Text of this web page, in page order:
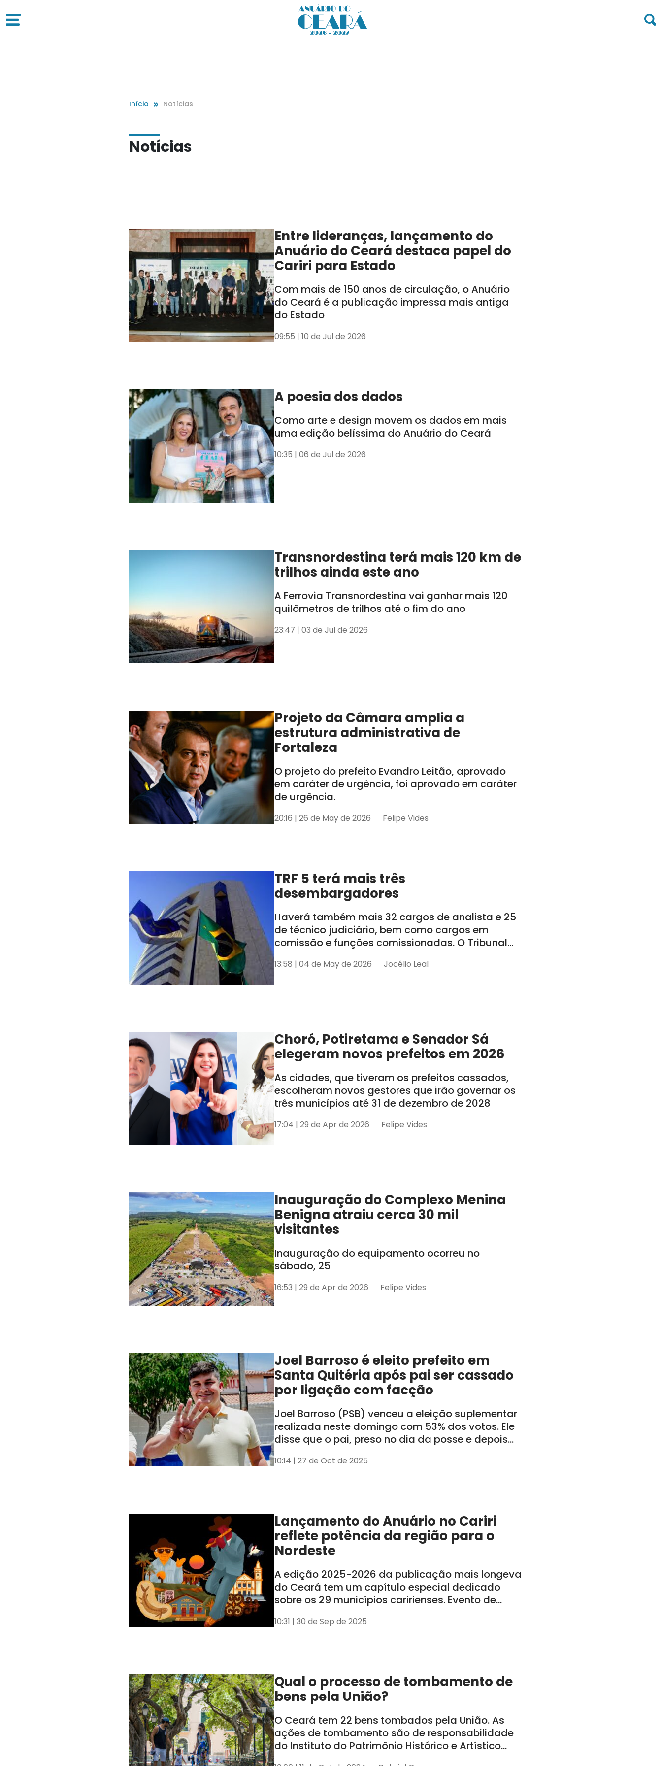
Início Notícias
Notícias
Entre lideranças, lançamento do
Anuário do Ceará destaca papel do
Cariri para Estado
Com mais de 150 anos de circulação, o Anuário
do Ceará é a publicação impressa mais antiga
do Estado
09:55 | 10 de Jul de 2026
A poesia dos dados
Como arte e design movem os dados em mais
uma edição belíssima do Anuário do Ceará
10:35 | 06 de Jul de 2026
Transnordestina terá mais 120 km de
trilhos ainda este ano
A Ferrovia Transnordestina vai ganhar mais 120
quilômetros de trilhos até o fim do ano
23:47 | 03 de Jul de 2026
Projeto da Câmara amplia a
estrutura administrativa de
Fortaleza
O projeto do prefeito Evandro Leitão, aprovado
em caráter de urgência, foi aprovado em caráter
de urgência.
20:16 | 26 de May de 2026 Felipe Vides
TRF 5 terá mais três
desembargadores
Haverá também mais 32 cargos de analista e 25
de técnico judiciário, bem como cargos em
comissão e funções comissionadas. O Tribunal
AL e SE
13:58 | 04 de May de 2026 Jocélio Leal
Choró, Potiretama e Senador Sá
elegeram novos prefeitos em 2026
As cidades, que tiveram os prefeitos cassados,
escolheram novos gestores que irão governar os
três municípios até 31 de dezembro de 2028
17:04 | 29 de Apr de 2026 Felipe Vides
Inauguração do Complexo Menina
Benigna atraiu cerca 30 mil
visitantes
Inauguração do equipamento ocorreu no
sábado, 25
16:53 | 29 de Apr de 2026 Felipe Vides
Joel Barroso é eleito prefeito em
Santa Quitéria após pai ser cassado
por ligação com facção
Joel Barroso (PSB) venceu a eleição suplementar
realizada neste domingo com 53% dos votos. Ele
disse que o pai, preso no dia da posse e depois
10:14 | 27 de Oct de 2025
Lançamento do Anuário no Cariri
reflete potência da região para o
Nordeste
A edição 2025-2026 da publicação mais longeva
do Ceará tem um capítulo especial dedicado
sobre os 29 municípios caririenses. Evento de
em Juazeiro do Norte
10:31 | 30 de Sep de 2025
Qual o processo de tombamento de
bens pela União?
O Ceará tem 22 bens tombados pela União. As
ações de tombamento são de responsabilidade
do Instituto do Patrimônio Histórico e Artístico